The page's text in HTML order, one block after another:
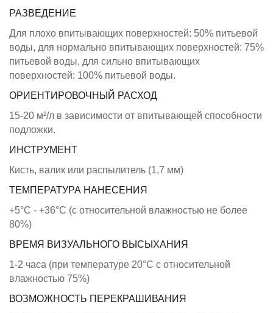
РАЗВЕДЕНИЕ
Для плохо впитывающих поверхностей: 50% питьевой
воды, для нормально впитывающих поверхностей: 75%
питьевой воды, для сильно впитывающих
поверхностей: 100% питьевой воды.
ОРИЕНТИРОВОЧНЫЙ РАСХОД
15-20 м²/л в зависимости от впитывающей способности
подложки.
ИНСТРУМЕНТ
Кисть, валик или распылитель (1,7 мм)
ТЕМПЕРАТУРА НАНЕСЕНИЯ
+5°C - +36°C (с относительной влажностью не более
80%)
ВРЕМЯ ВИЗУАЛЬНОГО ВЫСЫХАНИЯ
1-2 часа (при температуре 20°C с относительной
влажностью 75%)
ВОЗМОЖНОСТЬ ПЕРЕКРАШИВАНИЯ